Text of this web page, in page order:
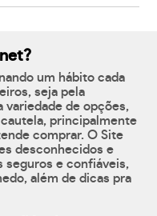
um hábito cada
seja pela
variedade de opções,
principalmente
comprar. O Site
desconhecidos e
seguros e confiáveis,
além de dicas pra